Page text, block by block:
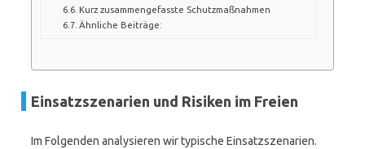
Kurz zusammengefasste Schutzmaßnahmen
Ähnliche Beiträge:
Einsatzszenarien und Risiken im Freien
Im Folgenden analysieren wir typische Einsatzszenarien.